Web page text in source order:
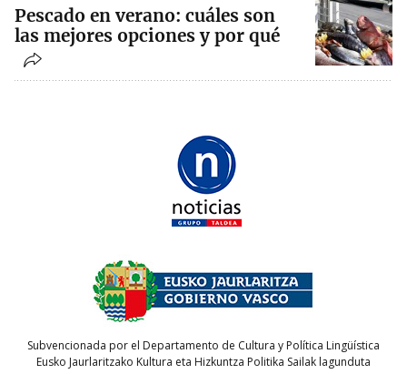
Pescado en verano: cuáles son
las mejores opciones y por qué
Subvencionada por el Departamento de Cultura y Política Lingüística
Eusko Jaurlaritzako Kultura eta Hizkuntza Politika Sailak lagunduta